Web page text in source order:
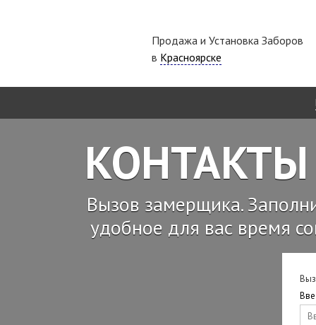
Продажа и Установка Заборов
в Красноярске
Вызов замерщика.
удобное для вас время